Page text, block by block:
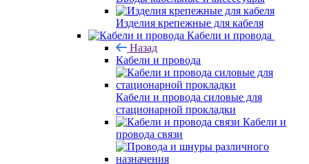
Изделия крепежные для кабеля
Кабели и провода
Назад
Кабели и провода
Кабели и провода силовые для
стационарной прокладки
Кабели и
провода связи